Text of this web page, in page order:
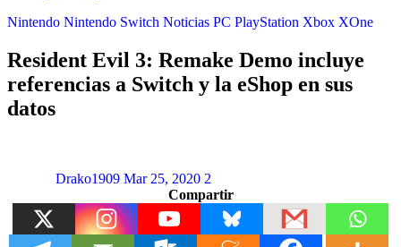
Nintendo Nintendo Switch Noticias PC PlayStation Xbox XOne
Resident Evil 3: Remake Demo incluye
referencias a Switch y la eShop en sus
datos
Drako1909 Mar 25, 2020 2
Compartir